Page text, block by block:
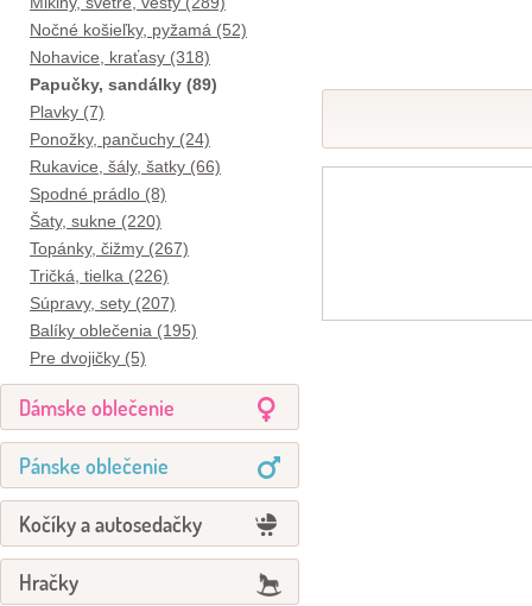
Nočné košieľky, pyžamá (52)
Nohavice, kraťasy (318)
Papučky, sandálky (89)
Plavky (7)
Ponožky, pančuchy (24)
Rukavice, šály, šatky (66)
Spodné prádlo (8)
Šaty, sukne (220)
Topánky, čižmy (267)
Tričká, tielka (226)
Súpravy, sety (207)
Balíky oblečenia (195)
Pre dvojičky (5)
Dámske oblečenie
Pánske oblečenie
Kočíky a autosedačky
Hračky